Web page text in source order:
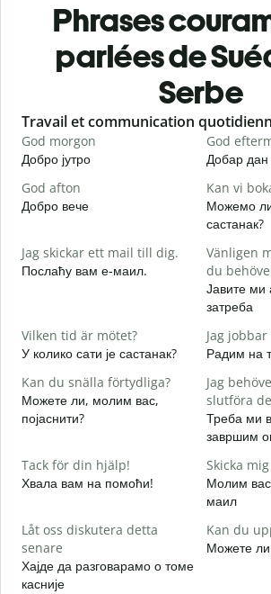
Phrases
parlées de
Serbe
Slide 1 of 6
Travail et communication
God morgon
Добро јутро
God
Добар дан
God afton
Добро вече
Kan vi
Можемо ли
састанак?
Jag skickar ett mail till dig.
Послаћу вам е-маил.
Vänligen
du
Јавите ми
затреба
Vilken tid är mötet?
У колико сати је састанак?
Jag
Радим на
Kan du snälla förtydliga?
Можете ли, молим вас,
појаснити?
Jag
slutföra
Треба ми
завршим
Tack för din hjälp!
Хвала вам на помоћи!
Skicka
Молим
маил
Låt oss diskutera detta
senare
Хајде да разговарамо о томе
касније
Kan du
Можете ли